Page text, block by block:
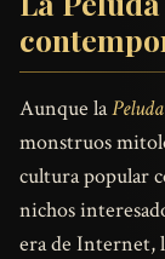
Aunque laPeluda
monstruos
cultura popular
nichos
era de Internet,